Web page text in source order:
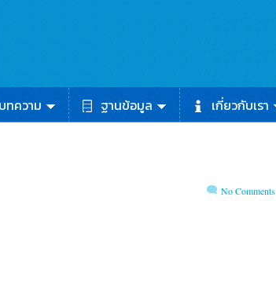
บทความ ฐานข้อมูล เกี่ยวกับเรา
No Comments